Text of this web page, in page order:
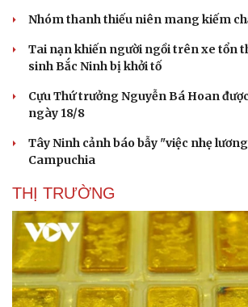
Nhóm thanh thiếu niên mang kiếm
Tai nạn khiến người ngồi trên xe tổn
sinh Bắc Ninh bị khởi tố
Cựu Thứ trưởng Nguyễn Bá Hoan
ngày 18/8
Tây Ninh cảnh báo bẫy "việc nhẹ
Campuchia
THỊ TRƯỜNG